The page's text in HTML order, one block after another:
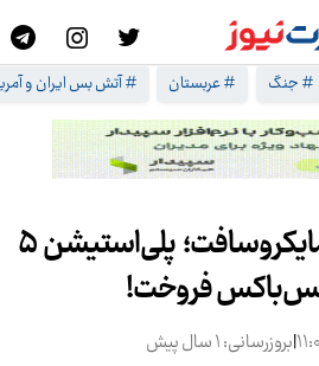
# جنگ # عربستان # آتش بس ایران و
شکست سنگین مایکروسافت؛ پلی‌استیشن ۵
فروخت!
|بروزرسانی: 1 سال پیش